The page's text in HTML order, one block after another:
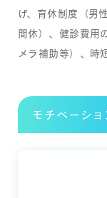
げ、育休制度（男
間休）、健診費用
メラ補助等）、時
モチベーショ